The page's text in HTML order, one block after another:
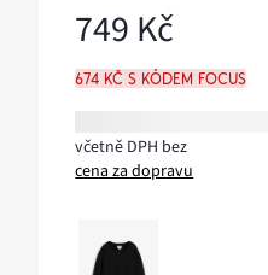
749 Kč
674 Kč s kódem FOCUS
včetně DPH bez
cena za dopravu